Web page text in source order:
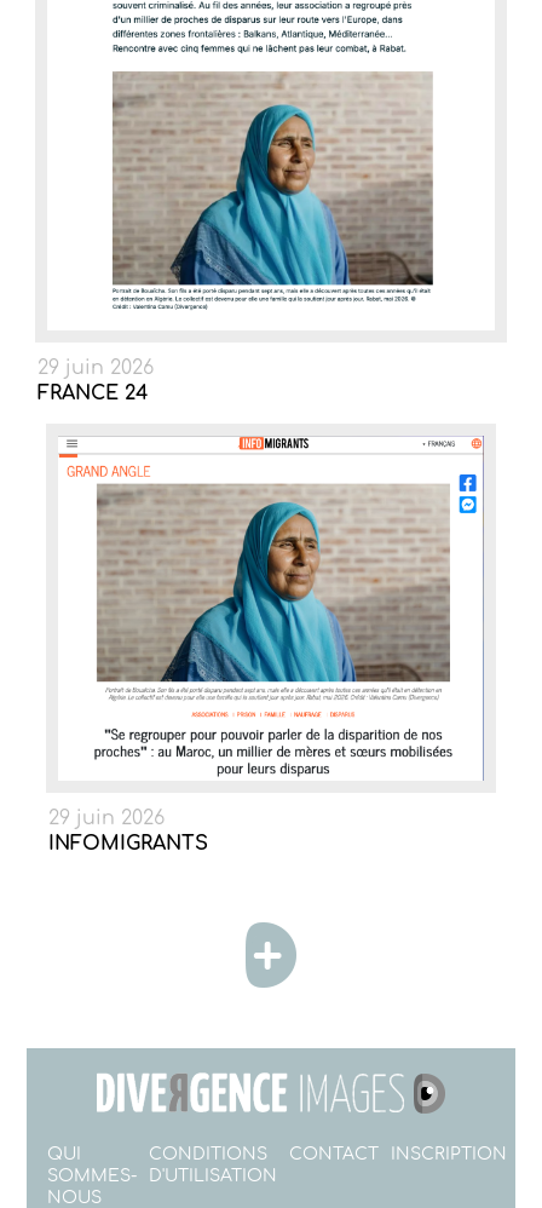
29 juin 2026
FRANCE 24
29 juin 2026
INFOMIGRANTS
QUI
SOMMES-
NOUS
CONDITIONS
D'UTILISATION
CONTACT INSCRIPTION